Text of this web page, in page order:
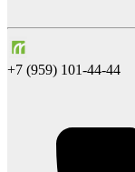
+7 (959) 101-44-44